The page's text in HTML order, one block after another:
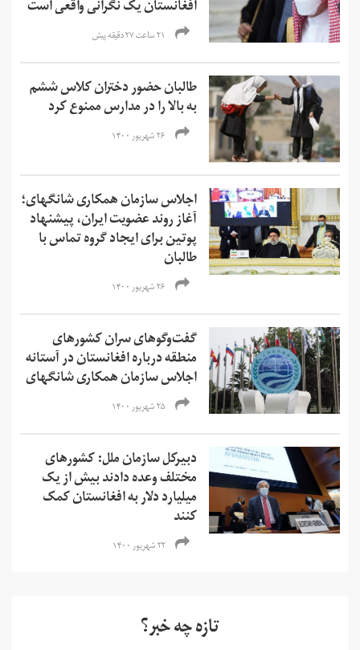
افغانستان یک نگرانی واقعی است
۲۱ ساعت ۲۷ دقیقه پیش
طالبان حضور دختران کلاس ششم
به بالا را در مدارس ممنوع کرد
۲۶ شهریور ۱۴۰۰
اجلاس سازمان همکاری شانگهای؛
آغاز روند عضویت ایران، پیشنهاد
پوتین برای ایجاد گروه تماس با
طالبان
۲۶ شهریور ۱۴۰۰
گفت‌وگوهای سران کشورهای
منطقه درباره افغانستان در آستانه
اجلاس سازمان همکاری شانگهای
۲۵ شهریور ۱۴۰۰
دبیرکل سازمان ملل: کشورهای
مختلف وعده دادند بیش از یک
میلیارد دلار به افغانستان کمک
کنند
۲۲ شهریور ۱۴۰۰
تازه چه خبر؟